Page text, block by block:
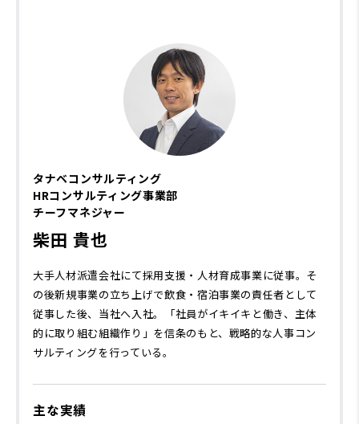
タナベコンサルティング
HRコンサルティング事業部
チーフマネジャー
柴田 貴也
大手人材派遣会社にて採用支援・人材育成事業に従事。そ
の後新規事業の立ち上げで飲食・宿泊事業の責任者として
従事した後、当社へ入社。「社員がイキイキと働き、主体
的に取り組む組織作り」を信条のもと、戦略的な人事コン
サルティングを行っている。
主な実績